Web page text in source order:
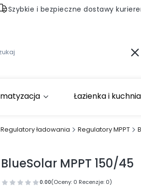
Szybkie i bezpieczne dostawy
Łazienka i kuchnia
Regulatory ładowania Regulatory MPPT
BlueSolar MPPT 150/45
0.00(Oceny: 0 Recenzje: 0)